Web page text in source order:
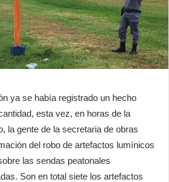
ya se había registrado un hecho
esta vez, en horas de la
la gente de la secretaria de obras
del robo de artefactos lumínicos
las sendas peatonales
Son en total siete los artefactos